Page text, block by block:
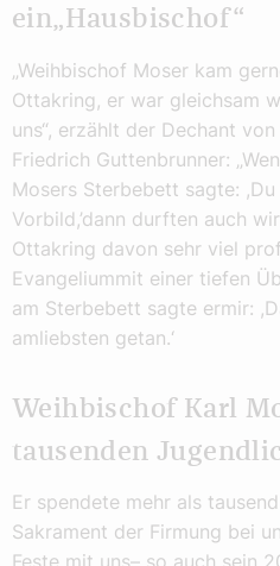
ein„Hausbischof“
„Weihbischof Moser kam
Ottakring, er war gleichsam
uns“, erzählt der Dechant
Friedrich Guttenbrunner:
Mosers Sterbebett sagte:
Vorbild,’dann durften auch
Ottakring davon sehr viel
Evangeliummit einer tiefen
am Sterbebett sagte ermir:
amliebsten getan.‘
Weihbischof Karl
tausenden
Er spendete mehr als
Sakrament der Firmung bei